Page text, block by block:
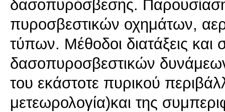
δασοπυρόσβεσης.
πυροσβεστικών οχημάτων,
τύπων. Μέθοδοι διατάξεις
δασοπυροσβεστικών
του εκάστοτε πυρικού
μετεωρολογία)και της